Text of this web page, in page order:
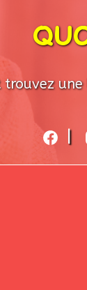
trouvez
|